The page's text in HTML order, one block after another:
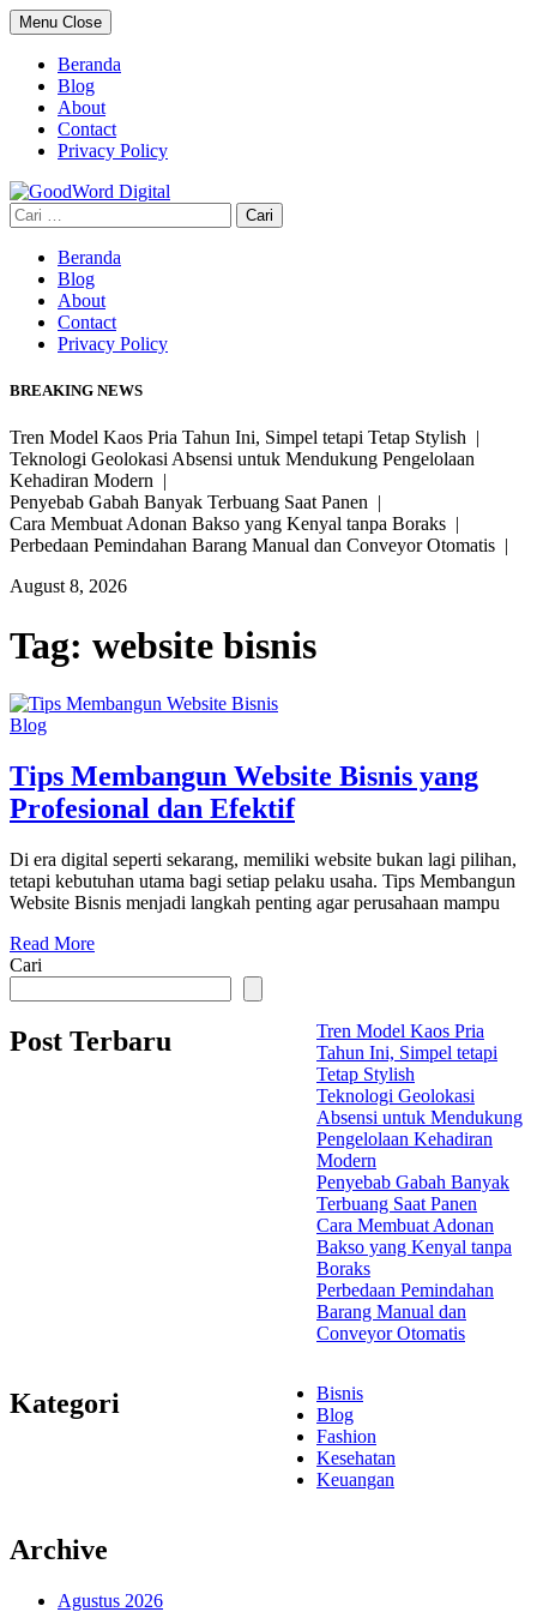
Skip
to
content
Menu Close
Beranda
Blog
About
Contact
Privacy Policy
Cari
untuk:
Beranda
Blog
About
Contact
Privacy Policy
BREAKING NEWS
Tren Model Kaos Pria Tahun Ini, Simpel tetapi Tetap Stylish |
Teknologi Geolokasi Absensi untuk Mendukung Pengelolaan
Kehadiran Modern |
Penyebab Gabah Banyak Terbuang Saat Panen |
Cara Membuat Adonan Bakso yang Kenyal tanpa Boraks |
Perbedaan Pemindahan Barang Manual dan Conveyor Otomatis |
August 8, 2026
Tag: website bisnis
Blog
Tips Membangun Website Bisnis yang
Profesional dan Efektif
Di era digital seperti sekarang, memiliki website bukan lagi pilihan,
tetapi kebutuhan utama bagi setiap pelaku usaha. Tips Membangun
Website Bisnis menjadi langkah penting agar perusahaan mampu
Read More
Cari
Post Terbaru
Tren Model Kaos Pria
Tahun Ini, Simpel tetapi
Tetap Stylish
Teknologi Geolokasi
Absensi untuk Mendukung
Pengelolaan Kehadiran
Modern
Penyebab Gabah Banyak
Terbuang Saat Panen
Cara Membuat Adonan
Bakso yang Kenyal tanpa
Boraks
Perbedaan Pemindahan
Barang Manual dan
Conveyor Otomatis
Kategori
Bisnis
Blog
Fashion
Kesehatan
Keuangan
Archive
Agustus 2026